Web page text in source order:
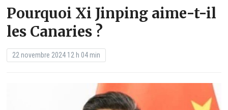
Pourquoi Xi Jinping aime-t-il
les Canaries ?
22 novembre 2024 12 h 04 min